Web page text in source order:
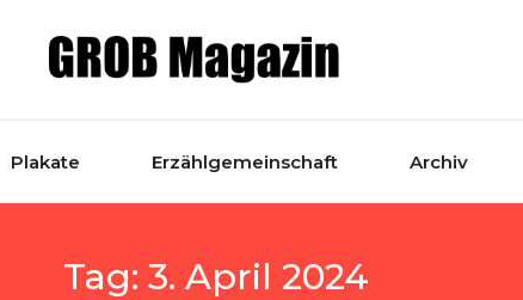
Plakate Erzählgemeinschaft Archiv
Tag: 3. April 2024